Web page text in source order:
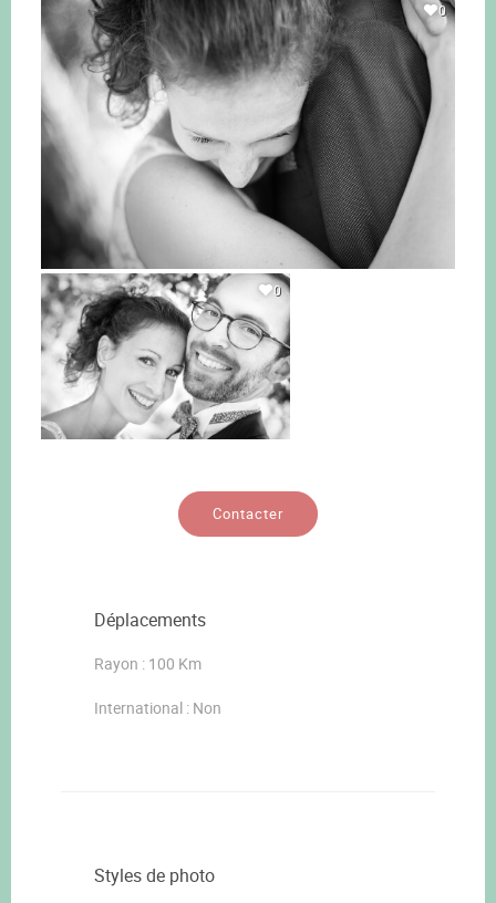
0
0
Contacter
Déplacements
Rayon : 100 Km
International : Non
Styles de photo